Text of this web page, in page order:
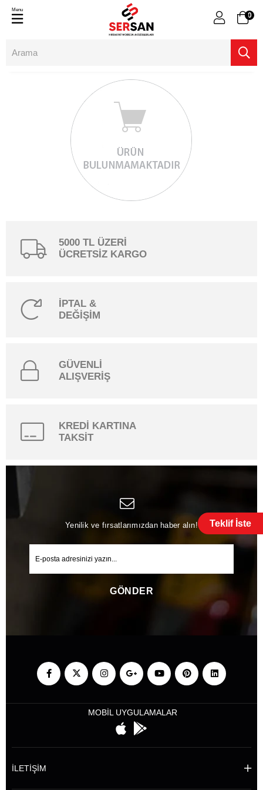
Teklif İste
0
Menu
5000 TL ÜZERİ
ÜCRETSİZ KARGO
İPTAL &
DEĞİŞİM
GÜVENLİ
ALIŞVERİŞ
KREDİ KARTINA
TAKSİT
Yenilik ve fırsatlarımızdan haber alın!
GÖNDER
MOBİL UYGULAMALAR
İLETİŞİM